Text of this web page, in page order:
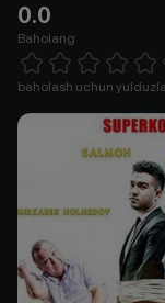
0.0
Baholang
1 Star 2 Stars 3 Stars 4 Stars5 Stars
baholash uchun